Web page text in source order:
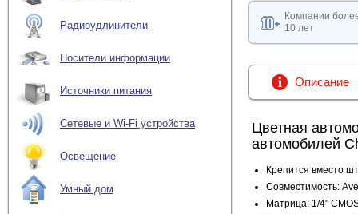
Радиоудлинители
Носители информации
Источники питания
Сетевые и Wi-Fi устройства
Освещение
Умный дом
Компании
10 лет
Описание
Цветная
автомобилей
Крепится вместо
Совместимость:
Матрица: 1/4"